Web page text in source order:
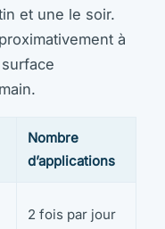
et une le soir.
à
Nombre
d’applications
2 fois par jour